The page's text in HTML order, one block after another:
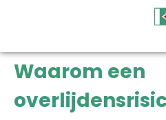
Waarom een